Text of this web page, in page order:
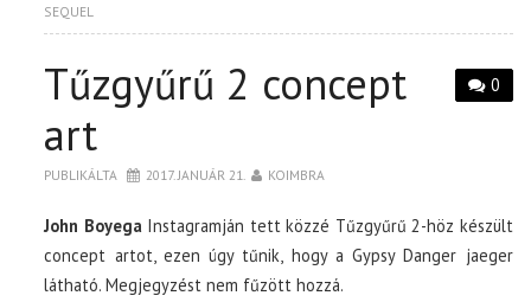
SEQUEL
0
Tűzgyűrű 2 concept
art
PUBLIKÁLTA 2017. JANUÁR 21. KOIMBRA
John Boyega Instagramján tett közzé Tűzgyűrű 2-höz készült
concept artot, ezen úgy tűnik, hogy a Gypsy Danger jaeger
látható. Megjegyzést nem fűzött hozzá.